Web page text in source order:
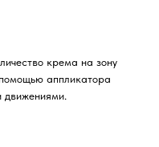
крема на зону
аппликатора
движениями.